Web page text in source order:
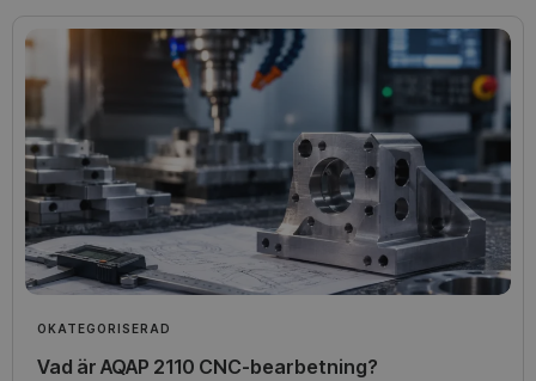
OKATEGORISERAD
Vad är AQAP 2110 CNC-bearbetning?